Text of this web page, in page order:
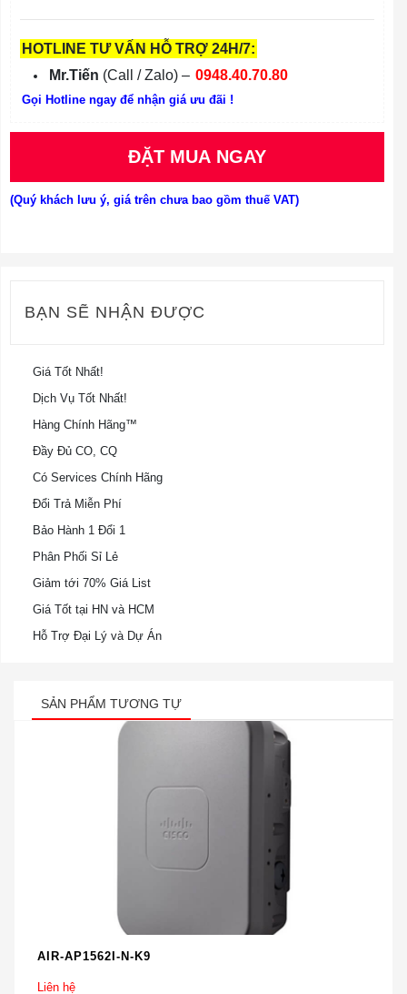
HOTLINE TƯ VẤN HỖ TRỢ 24H/7:
Mr.Tiến (Call / Zalo) – 0948.40.70.80
Gọi Hotline ngay để nhận giá ưu đãi !
ĐẶT MUA NGAY
(Quý khách lưu ý, giá trên chưa bao gồm thuế VAT)
BẠN SẼ NHẬN ĐƯỢC
Giá Tốt Nhất!
Dịch Vụ Tốt Nhất!
Hàng Chính Hãng™
Đầy Đủ CO, CQ
Có Services Chính Hãng
Đổi Trả Miễn Phí
Bảo Hành 1 Đổi 1
Phân Phối Sỉ Lẻ
Giảm tới 70% Giá List
Giá Tốt tại HN và HCM
Hỗ Trợ Đại Lý và Dự Án
SẢN PHẨM TƯƠNG TỰ
AIR-AP1562I-N-K9
Liên hệ